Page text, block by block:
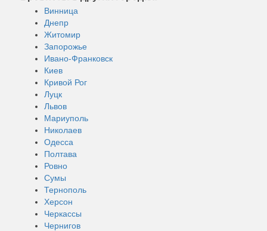
Винница
Днепр
Житомир
Запорожье
Ивано-Франковск
Киев
Кривой Рог
Луцк
Львов
Мариуполь
Николаев
Одесса
Полтава
Ровно
Сумы
Тернополь
Херсон
Черкассы
Чернигов